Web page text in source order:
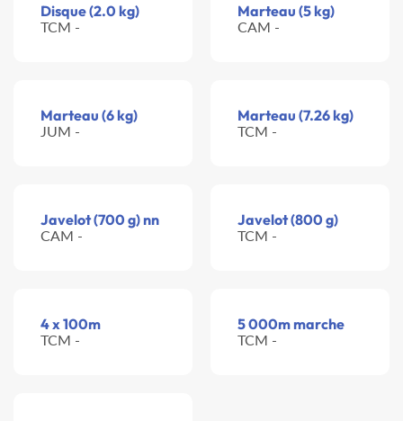
Disque (2.0 kg)
TCM -
Marteau (5 kg)
CAM -
Marteau (6 kg)
JUM -
Marteau (7.26 kg)
TCM -
Javelot (700 g) nn
CAM -
Javelot (800 g)
TCM -
4 x 100m
TCM -
5 000m marche
TCM -